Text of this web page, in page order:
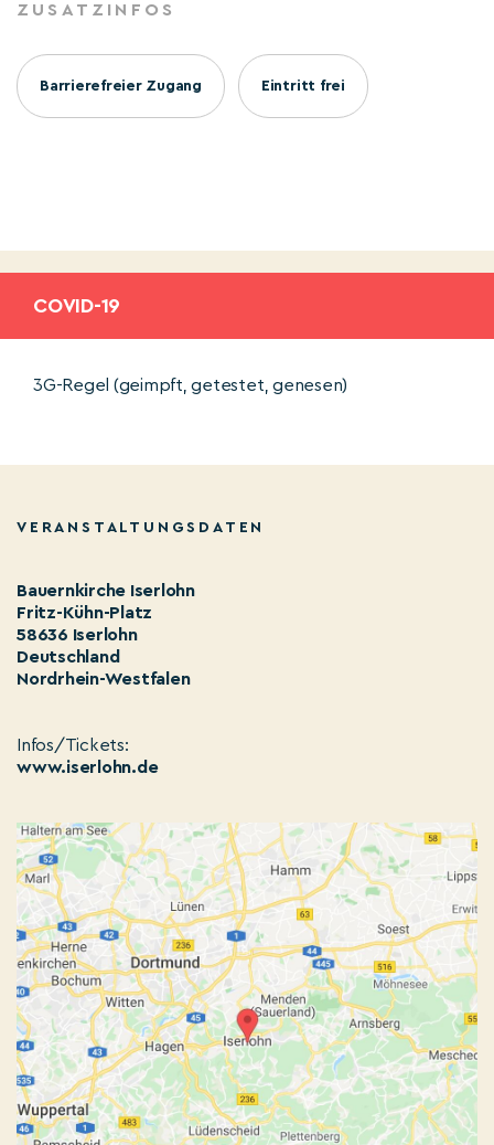
ZUSATZINFOS
Barrierefreier Zugang Eintritt frei
COVID-19
3G-Regel (geimpft, getestet, genesen)
VERANSTALTUNGSDATEN
Bauernkirche Iserlohn
Fritz-Kühn-Platz
58636 Iserlohn
Deutschland
Nordrhein-Westfalen
Infos/Tickets:
www.iserlohn.de